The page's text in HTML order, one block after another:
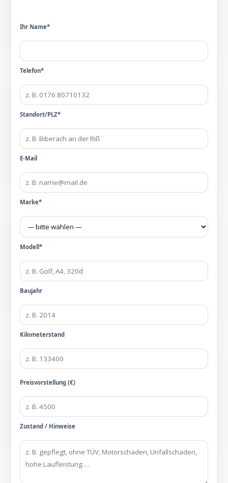
Ihr Name*
Telefon*
Standort/PLZ*
E-Mail
Marke*
Modell*
Baujahr
Kilometerstand
Preisvorstellung (€)
Zustand / Hinweise